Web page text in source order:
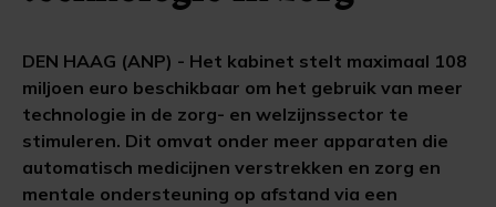
DEN HAAG (ANP) - Het kabinet stelt maximaal 108
miljoen euro beschikbaar om het gebruik van meer
technologie in de zorg- en welzijnssector te
stimuleren. Dit omvat onder meer apparaten die
automatisch medicijnen verstrekken en zorg en
mentale ondersteuning op afstand via een